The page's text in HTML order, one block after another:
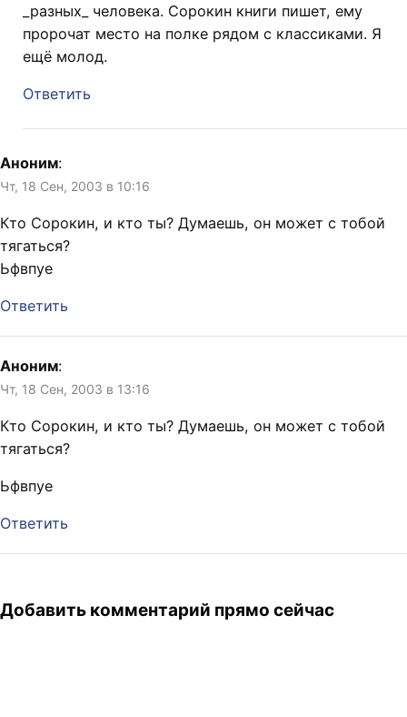
_разных_ человека. Сорокин книги пишет, ему
пророчат место на полке рядом с классиками. Я
ещё молод.
Ответить
Аноним:
Чт, 18 Сен, 2003 в 10:16
Кто Сорокин, и кто ты? Думаешь, он может с тобой
тягаться?
Ьфвпуе
Ответить
Аноним:
Чт, 18 Сен, 2003 в 13:16
Кто Сорокин, и кто ты? Думаешь, он может с тобой
тягаться?
Ьфвпуе
Ответить
Добавить комментарий прямо сейчас